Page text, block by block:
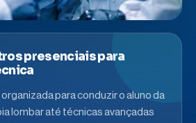
presenciais para
para conduzir o aluno da
lombar até técnicas avançadas